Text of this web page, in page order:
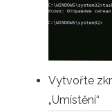
Vytvořte
„Umístění“